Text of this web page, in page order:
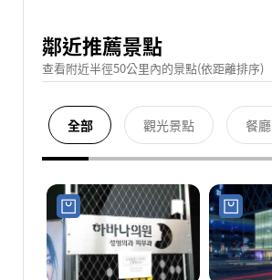
鄰近推薦景點
查看附近半徑50公里內的景點(依距離排序)
全部 觀光景點 餐廳